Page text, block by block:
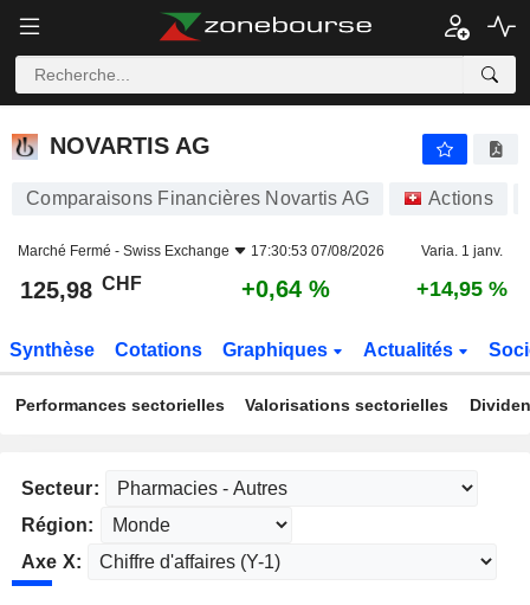
NOVARTIS AG
NOVARTIS AG
Comparaisons Financières Novartis AG Actions
Marché Fermé - Swiss Exchange 17:30:53 07/08/2026 Varia. 1 janv.
125,98 CHF +0,64 % +14,95 %
Synthèse Cotations Graphiques Actualités
Performances sectorielles Valorisations sectorielles
Secteur:
Région:
Axe X: